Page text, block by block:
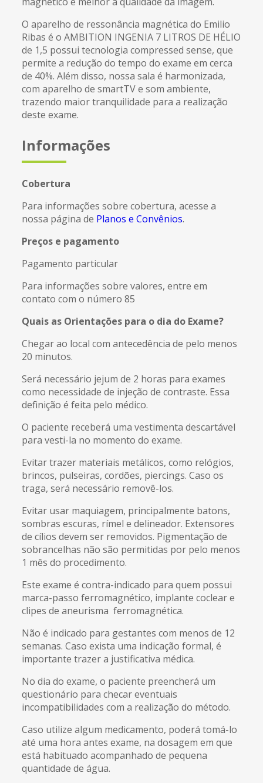
O aparelho de ressonância magnética do Emilio
Ribas é o AMBITION INGENIA 7 LITROS DE HÉLIO
de 1,5 possui tecnologia compressed sense, que
permite a redução do tempo do exame em cerca
de 40%. Além disso, nossa sala é harmonizada,
com aparelho de smartTV e som ambiente,
trazendo maior tranquilidade para a realização
deste exame.
Informações
Cobertura
Para informações sobre cobertura, acesse a
nossa página de Planos e Convênios.
Preços e pagamento
Pagamento particular
Para informações sobre valores, entre em
contato com o número 85
Quais as Orientações para o dia do Exame?
Chegar ao local com antecedência de pelo menos
20 minutos.
Será necessário jejum de 2 horas para exames
como necessidade de injeção de contraste. Essa
definição é feita pelo médico.
O paciente receberá uma vestimenta descartável
para vesti-la no momento do exame.
Evitar trazer materiais metálicos, como relógios,
brincos, pulseiras, cordões, piercings. Caso os
traga, será necessário removê-los.
Evitar usar maquiagem, principalmente batons,
sombras escuras, rímel e delineador. Extensores
de cílios devem ser removidos. Pigmentação de
sobrancelhas não são permitidas por pelo menos
1 mês do procedimento.
Este exame é contra-indicado para quem possui
marca-passo ferromagnético, implante coclear e
clipes de aneurisma ferromagnética.
Não é indicado para gestantes com menos de 12
semanas. Caso exista uma indicação formal, é
importante trazer a justificativa médica.
No dia do exame, o paciente preencherá um
questionário para checar eventuais
incompatibilidades com a realização do método.
Caso utilize algum medicamento, poderá tomá-lo
até uma hora antes exame, na dosagem em que
está habituado acompanhado de pequena
quantidade de água.